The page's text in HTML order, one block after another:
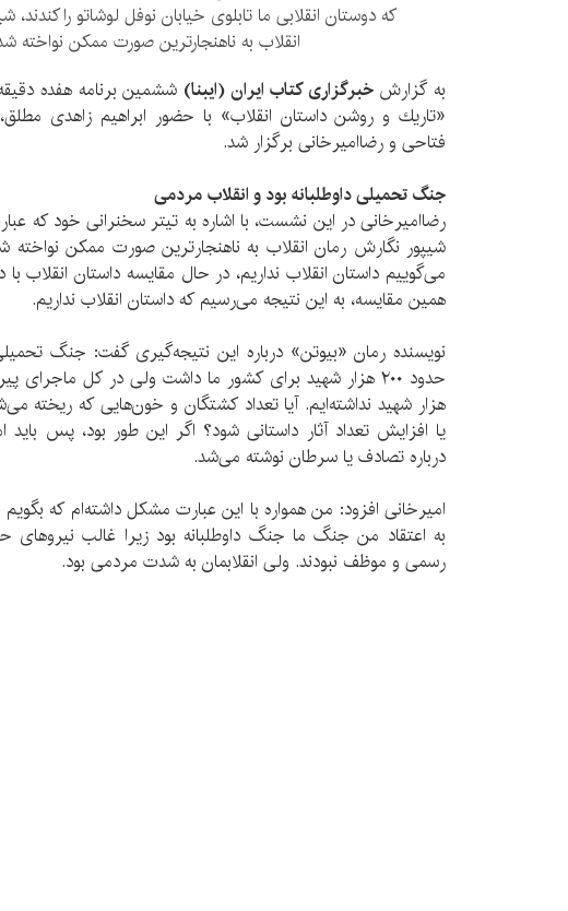
که دوستان انقلابی ما تابلوی خیابان نوفل لوشاتو را کندند،
انقلاب به ناهنجارترین صورت ممکن نواخته
به گزارشخبرگزاری کتاب ایران (ایبنا) ششمین برنامه هفده
«تاريك و روشن داستان انقلاب» با حضور ابراهیم زاهدی
فتاحی و رضاامیرخانی برگزار شد.
جنگ تحمیلی داوطلبانه بود و انقلاب مردمی
شیپور نگارش رمان انقلاب به ناهنجارترین صورت ممکن
می‌گوییم داستان انقلاب نداریم، در حال مقایسه داستان انقلاب
همین مقایسه، به این نتیجه می‌رسیم که داستان انقلاب نداریم.
نویسنده رمان «بیوتن» درباره این نتیجه‌گیری گفت: جنگ
هزار شهید نداشته‌ایم. آیا تعداد کشتگان و خون‌هایی که ریخته
یا افزایش تعداد آثار داستانی شود؟ اگر این طور بود، پس باید
درباره تصادف یا سرطان نوشته می‌شد.
امیرخانی افزود: من همواره با این عبارت مشکل داشته‌ام که
به اعتقاد من جنگ ما جنگ داوطلبانه بود زیرا غالب نیروهای
رسمی و موظف نبودند. ولی انقلابمان به شدت مردمی بود.